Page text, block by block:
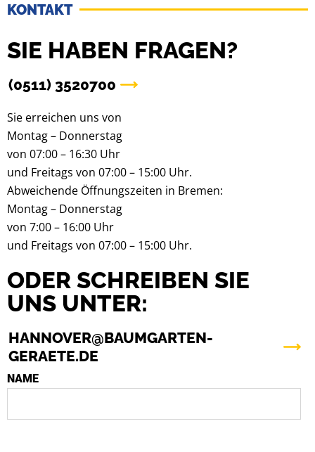
KONTAKT
SIE HABEN FRAGEN?
(0511) 3520700
Sie erreichen uns von
Montag – Donnerstag
von 07:00 – 16:30 Uhr
und Freitags von 07:00 – 15:00 Uhr.
Abweichende Öffnungszeiten in Bremen:
Montag – Donnerstag
von 7:00 – 16:00 Uhr
und Freitags von 07:00 – 15:00 Uhr.
ODER SCHREIBEN SIE
UNS UNTER:
HANNOVER@BAUMGARTEN-
GERAETE.DE
NAME